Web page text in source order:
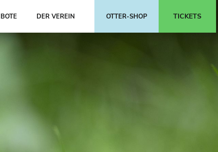
DER VEREIN OTTER-SHOP TICKETS